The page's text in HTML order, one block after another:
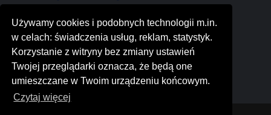
Używamy cookies i podobnych technologii m.in.
w celach: świadczenia usług, reklam, statystyk.
Korzystanie z witryny bez zmiany ustawień
Twojej przeglądarki oznacza, że będą one
umieszczane w Twoim urządzeniu końcowym.
Czytaj więcej
FIRMA BUDOWLANA Waldemar Łuczak
AVESTONE TERESA KMIN
DevSquare Aleksander Kopka
TRANSPORT-SYSTEM Rafał Drąg